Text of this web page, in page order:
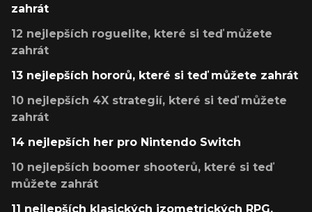
zahrát
12 nejlepších roguelite, které si teď můžete
zahrát
13 nejlepších hororů, které si teď můžete zahrát
10 nejlepších 4X strategií, které si teď můžete
zahrát
14 nejlepších her pro Nintendo Switch
10 nejlepších boomer shooterů, které si teď
můžete zahrát
11 nejlepších klasických izometrických RPG,